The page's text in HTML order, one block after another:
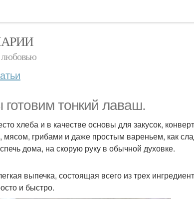
любовью
тонкий лаваш.
хлеба и в качестве основы для закусок,
грибами и даже простым вареньем, как
дома, на скорую руку в обычной духовке.
выпечка, состоящая всего из трех
и быстро.